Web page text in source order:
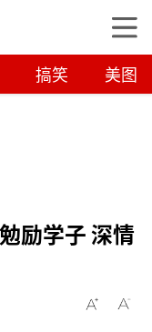
搞笑 美图
励学子 深情